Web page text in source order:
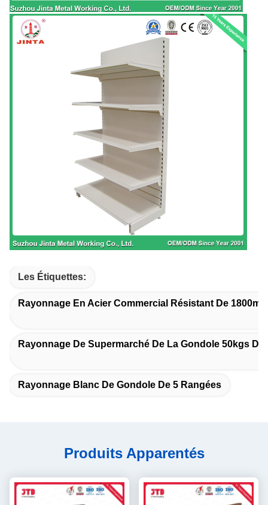
Les Étiquettes:
Rayonnage En Acier Commercial Résistant De
Rayonnage De Supermarché De La Gondole 50kgs
Rayonnage Blanc De Gondole De 5 Rangées
Produits Apparentés